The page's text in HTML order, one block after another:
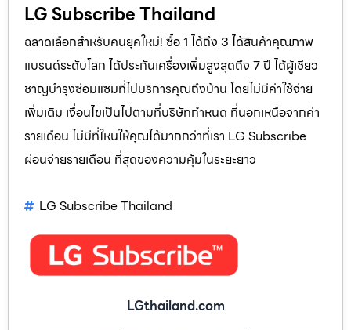
LG Subscribe Thailand
ฉลาดเลือกสำหรับคนยุคใหม่! ซื้อ 1 ได้ถึง 3 ได้สินค้าคุณภาพ
แบรนด์ระดับโลก ได้ประกันเครื่องเพิ่มสูงสุดถึง 7 ปี ได้ผู้เชียว
ชาญบำรุงซ่อมแซมที่ไปบริการคุณถึงบ้าน โดยไม่มีค่าใช้จ่าย
เพิ่มเติม เงื่อนไขเป็นไปตามที่บริษัทกำหนด ที่นอกเหนือจากค่า
รายเดือน ไม่มีที่ใหนให้คุณได้มากกว่าที่เรา LG Subscribe
ผ่อนจ่ายรายเดือน ที่สุดของความคุ้มในระยะยาว
LG Subscribe Thailand
LGthailand.com